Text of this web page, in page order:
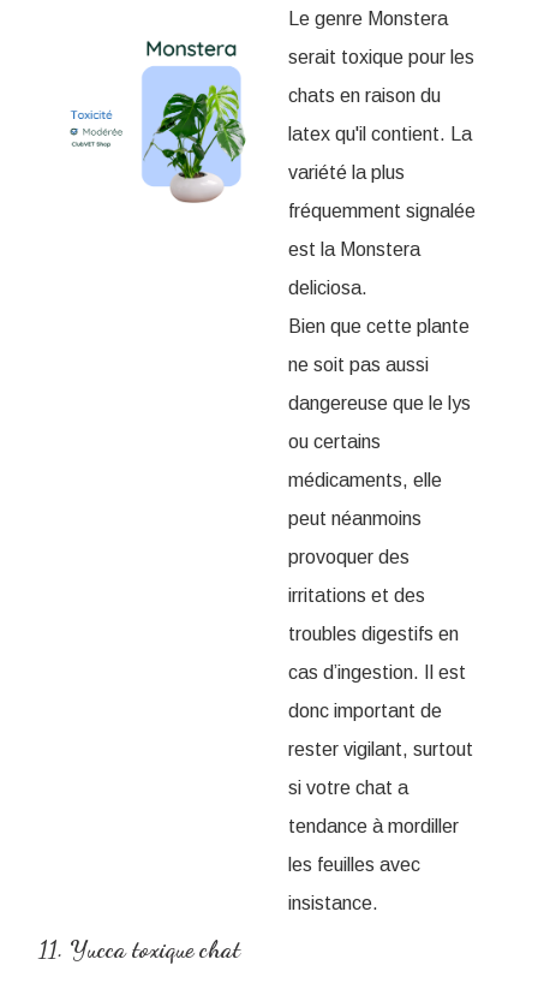
Le genre Monstera
serait toxique pour les
chats en raison du
latex qu'il contient. La
variété la plus
fréquemment signalée
est la Monstera
deliciosa.
Bien que cette plante
ne soit pas aussi
dangereuse que le lys
ou certains
médicaments, elle
peut néanmoins
provoquer des
irritations et des
troubles digestifs en
cas d’ingestion. Il est
donc important de
rester vigilant, surtout
si votre chat a
tendance à mordiller
les feuilles avec
insistance.
11. Yucca toxique chat